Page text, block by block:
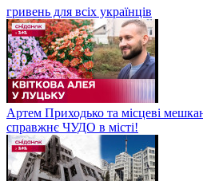
гривень для всіх українців
Артем Приходько та місцеві
справжнє ЧУДО в місті!